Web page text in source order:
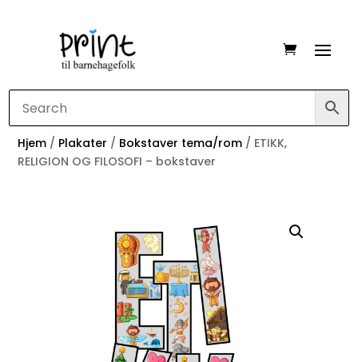
Hjem / Plakater / Bokstaver tema/rom / ETIKK,
RELIGION OG FILOSOFI – bokstaver